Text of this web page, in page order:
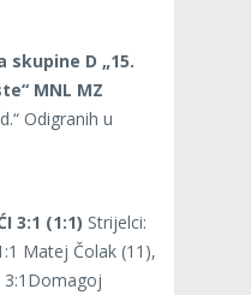
skupine D „15.
MNL MZ
Odigranih u
3:1 (1:1) Strijelci:
Matej Čolak (11),
3:1Domagoj